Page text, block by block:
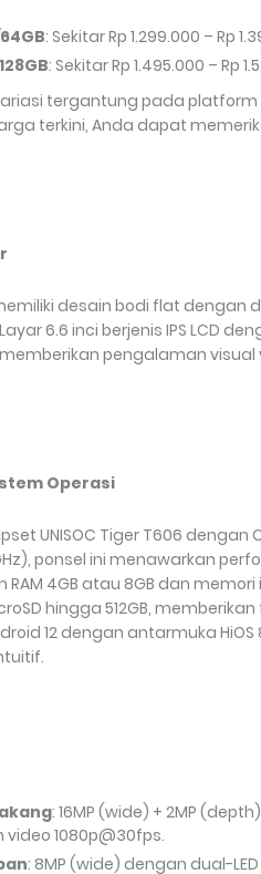
: Sekitar Rp 1.299.000 – Rp
: Sekitar Rp 1.495.000 – Rp
tergantung pada
terkini, Anda dapat
desain bodi flat dengan
6.6 inci berjenis IPS LCD
pengalaman
Operasi
UNISOC Tiger T606 dengan
ponsel ini menawarkan
4GB atau 8GB dan memori
hingga 512GB,
12 dengan antarmuka
: 16MP (wide) + 2MP
1080p@30fps.
: 8MP (wide) dengan dual-